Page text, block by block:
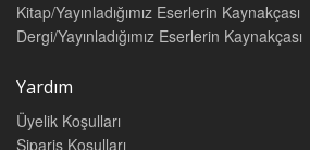
Kitap/Yayınladığımız Eserlerin Kaynakçası
Dergi/Yayınladığımız Eserlerin Kaynakçası
Yardım
Üyelik Koşulları
Sipariş Koşulları